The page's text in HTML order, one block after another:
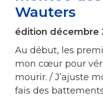
Wauters
édition décembre
Au début, les
mon cœur pour
mourir. / J’ajuste
fais des